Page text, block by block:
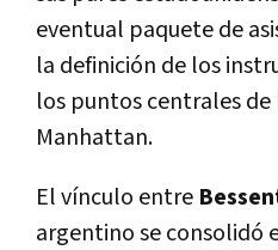
eventual paquete de
la definición de los
los puntos centrales de
Manhattan.
El vínculo entre
argentino se consolidó